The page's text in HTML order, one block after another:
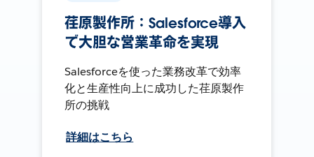
荏原製作所：Salesforce導入
で大胆な営業革命を実現
Salesforceを使った業務改革で効率
化と生産性向上に成功した荏原製作
所の挑戦
詳細はこちら